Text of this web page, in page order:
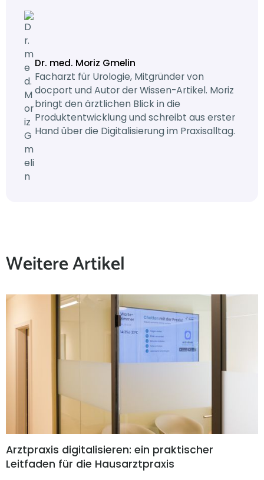
Dr. med. Moriz Gmelin
Facharzt für Urologie, Mitgründer von
docport und Autor der Wissen-Artikel. Moriz
bringt den ärztlichen Blick in die
Produktentwicklung und schreibt aus erster
Hand über die Digitalisierung im Praxisalltag.
Weitere Artikel
Arztpraxis digitalisieren: ein praktischer
Leitfaden für die Hausarztpraxis